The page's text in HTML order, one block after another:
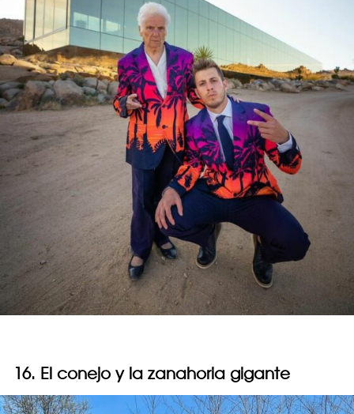
16. El conejo y la zanahoria gigante